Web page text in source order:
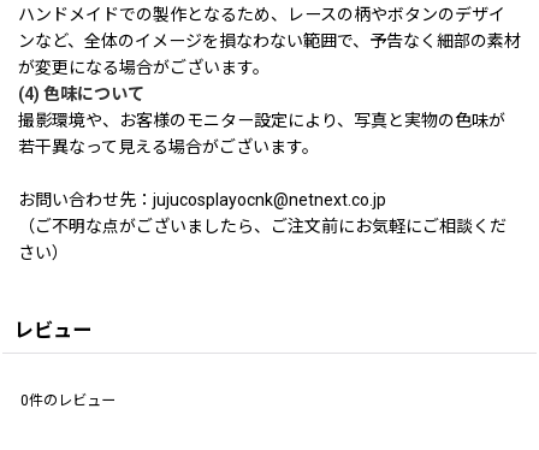
ハンドメイドでの製作となるため、レースの柄やボタンのデザイ
ンなど、全体のイメージを損なわない範囲で、予告なく細部の素材
が変更になる場合がございます。
(4) 色味について
撮影環境や、お客様のモニター設定により、写真と実物の色味が
若干異なって見える場合がございます。
お問い合わせ先：jujucosplayocnk@netnext.co.jp
（ご不明な点がございましたら、ご注文前にお気軽にご相談くだ
さい）
レビュー
0件のレビュー